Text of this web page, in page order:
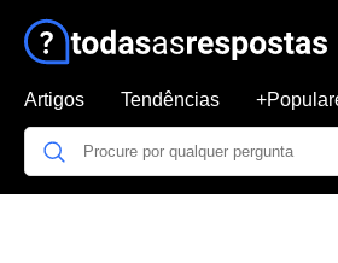
Artigos Tendências